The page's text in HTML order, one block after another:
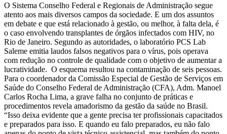
O Sistema Conselho Federal e Regionais de Administração segue
atento aos mais diversos campos da sociedade. E um dos assuntos
em debate e que está relacionado à gestão, ou melhor, à falta dela, é
o caso envolvendo transplantes de órgãos infectados com HIV, no
Rio de Janeiro. Segundo as autoridades, o laboratório PCS Lab
Saleme emitia laudos falsos negativos para o vírus, pois operava
com redução no controle de qualidade com o objetivo de aumentar a
lucratividade. O esquema resultou na contaminação de seis pessoas.
Para o coordenador da Comissão Especial de Gestão de Serviços em
Saúde do Conselho Federal de Administração (CFA), Adm. Manoel
Carlos Rocha Lima, a grave falha no conjunto de práticas e
procedimentos revela amadorismo da gestão da saúde no Brasil.
“Isso deixa evidente que a gente precisa ter profissionais capacitados
e preparados para isso. E quando eu falo preparados, eu não falo